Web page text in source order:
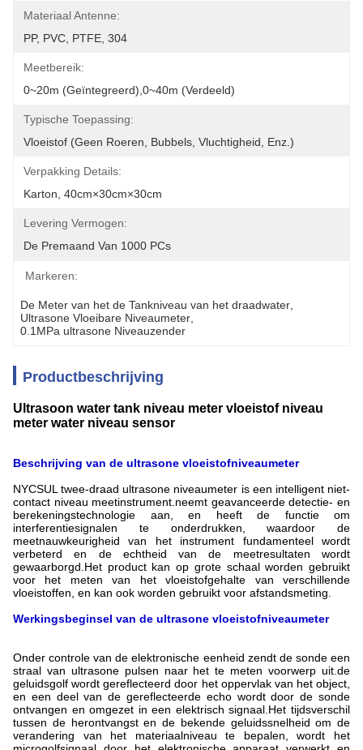
Materiaal Antenne:
PP, PVC, PTFE, 304
Meetbereik:
0~20m (geïntegreerd),0~40m (verdeeld)
Typische Toepassing:
Vloeistof (geen Roeren, Bubbels, Vluchtigheid, Enz.)
Verpakking Details:
Karton, 40cm×30cm×30cm
Levering Vermogen:
De Premaand Van 1000 PCs
Markeren:
De Meter van het de Tankniveau van het draadwater
Ultrasone Vloeibare Niveaumeter
0.1MPa ultrasone Niveauzender
Productbeschrijving
Ultrasoon water tank niveau meter vloeistof niveau
meter water niveau sensor
Beschrijving van de ultrasone vloeistofniveaumeter
NYCSUL twee-draad ultrasone niveaumeter is een intelligent niet-
contact niveau meetinstrument.neemt geavanceerde detectie- en
berekeningstechnologie aan, en heeft de functie om
interferentiesignalen te onderdrukken, waardoor de
meetnauwkeurigheid van het instrument fundamenteel wordt
verbeterd en de echtheid van de meetresultaten wordt
gewaarborgd.Het product kan op grote schaal worden gebruikt
voor het meten van het vloeistofgehalte van verschillende
vloeistoffen, en kan ook worden gebruikt voor afstandsmeting.
Werkingsbeginsel van de ultrasone vloeistofniveaumeter
Onder controle van de elektronische eenheid zendt de sonde een
straal van ultrasone pulsen naar het te meten voorwerp uit.de
geluidsgolf wordt gereflecteerd door het oppervlak van het object,
en een deel van de gereflecteerde echo wordt door de sonde
ontvangen en omgezet in een elektrisch signaal.Het tijdsverschil
tussen de herontvangst en de bekende geluidssnelheid om de
verandering van het materiaalniveau te bepalen, wordt het